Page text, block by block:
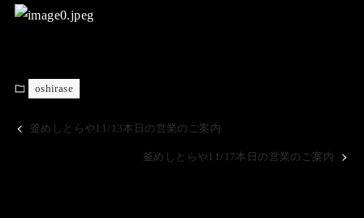
oshirase
釜めしとらや11/13本日の営業のご案内
釜めしとらや11/17本日の営業のご案内